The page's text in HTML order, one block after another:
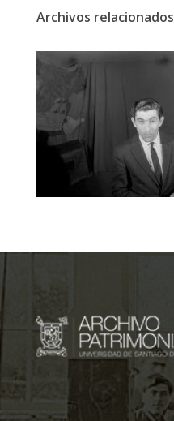
Archivos relacionados